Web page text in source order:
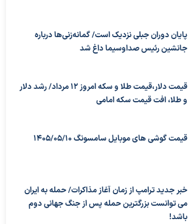
پایان دوران جبلی نزدیک است/ گمانه‌زنی‌ها درباره
جانشین رئیس صداوسیما داغ شد
قیمت دلار،قیمت طلا و سکه امروز ۱۲ مرداد/ رشد دلار
و طلا، افت قیمت سکه امامی
قیمت گوشی های موبایل سامسونگ 1405/05/10
خبر جدید ترامپ از زمان آغاز مذاکرات/ حمله به ایران
می توانست بزرگترین حمله پس از جنگ جهانی دوم
باشد!